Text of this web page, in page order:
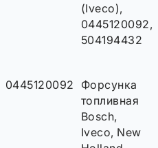
(Iveco),
0445120092,
504194432
0445120092
Форсунка
топливная
Bosch,
Iveco, New